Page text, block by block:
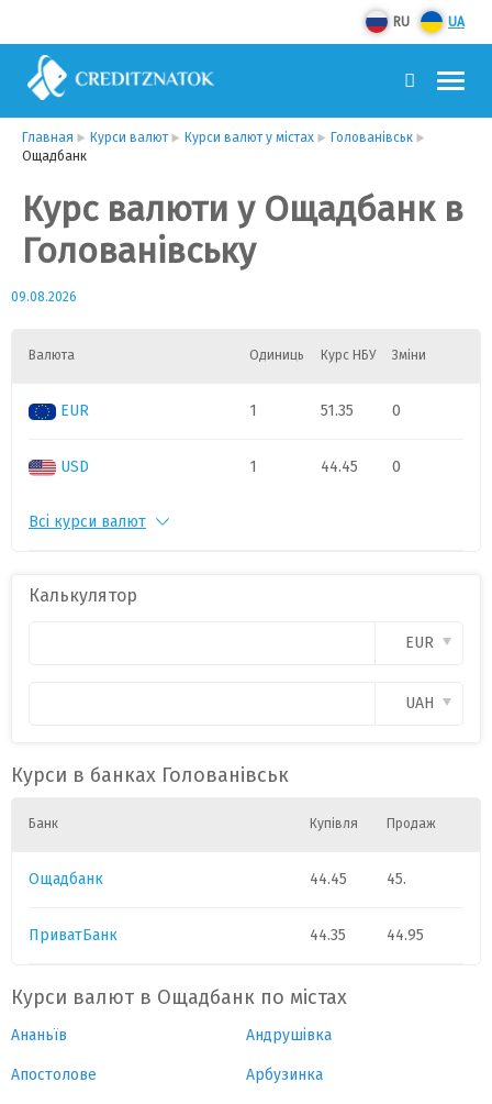
RU UA
Главная Курси валют Курси валют у містах
Голованівськ
Ощадбанк
Курс валюти у Ощадбанк в
Голованівську
09.08.2026
Валюта Одиниць Курс НБУ Зміни
EUR 1 51.35 0
USD 1 44.45 0
PLN
Всі курси валют
Калькулятор
EUR
UAH
Курси в банках Голованівськ
Банк Купівля Продаж
Ощадбанк 44.45 45.
ПриватБанк 44.35 44.95
Курси валют в Ощадбанк по містах
Ананьїв Андрушівка
Апостолове Арбузинка